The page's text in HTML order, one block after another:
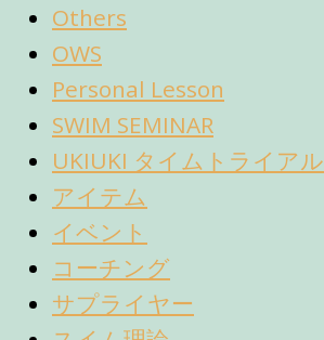
Others
OWS
Personal Lesson
SWIM SEMINAR
UKIUKI タイムトライアル
アイテム
イベント
コーチング
サプライヤー